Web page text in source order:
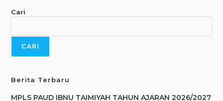
Cari
CARI
Berita Terbaru
MPLS PAUD IBNU TAIMIYAH TAHUN AJARAN 2026/2027